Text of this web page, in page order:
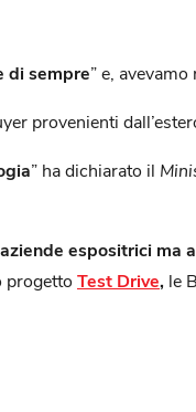
di sempre” e, avevamo
provenienti
” ha dichiarato il
espositrici ma
progetto Test Drive, le